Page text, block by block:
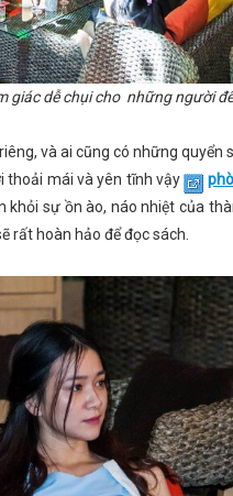
giác dễ chụi cho những người
và ai cũng có những quyển
thoải mái và yên tĩnh vậy
sự ồn ào, náo nhiệt của
rất hoàn hảo để đọc sách.